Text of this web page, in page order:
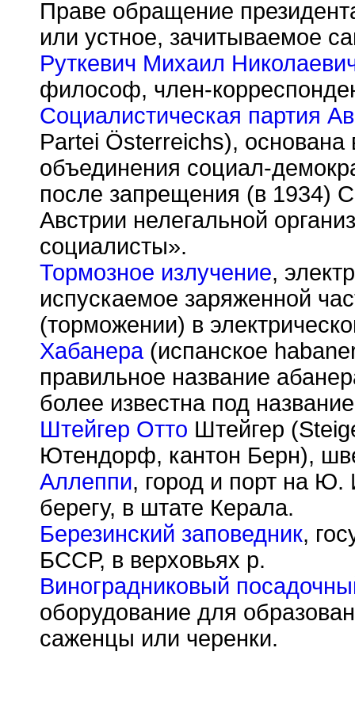
Праве обращение
или устное, зачитываемое
Руткевич Михаил
философ, член-
Социалистическая партия
Partei Österreichs), основана
объединения социал-
после запрещения (в 1934)
Австрии нелегальной
социалисты».
Тормозное излучение,
испускаемое заряженной
(торможении) в
Хабанера(испанское
правильное название
более известна под
Штейгер Отто Штейгер
Ютендорф, кантон Берн),
Аллеппи, город и порт на
берегу, в штате Керала.
Березинский заповедник,
БССР, в верховьях р.
Виноградниковый
оборудование для
саженцы или черенки.